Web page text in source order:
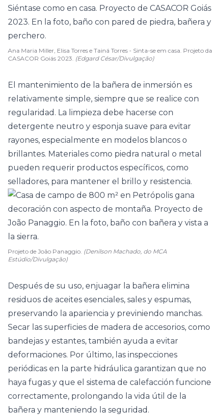
Ana Maria Miller, Elisa Torres e Tainá Torres - Sinta-se em casa. Projeto da
CASACOR Goiás 2023. (Edgard César/Divulgação)
El mantenimiento de la bañera de inmersión es
relativamente simple, siempre que se realice con
regularidad. La limpieza debe hacerse con
detergente neutro y esponja suave para evitar
rayones, especialmente en modelos blancos o
brillantes. Materiales como piedra natural o metal
pueden requerir productos específicos, como
selladores, para mantener el brillo y resistencia.
Projeto de João Panaggio. (Denilson Machado, do MCA
Estúdio/Divulgação)
Después de su uso, enjuagar la bañera elimina
residuos de aceites esenciales, sales y espumas,
preservando la apariencia y previniendo manchas.
Secar las superficies de madera de accesorios, como
bandejas y estantes, también ayuda a evitar
deformaciones. Por último, las inspecciones
periódicas en la parte hidráulica garantizan que no
haya fugas y que el sistema de calefacción funcione
correctamente, prolongando la vida útil de la
bañera y manteniendo la seguridad.